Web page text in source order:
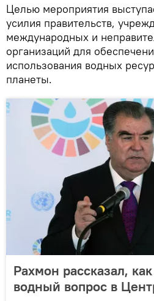
Целью мероприятия
усилия правительств,
международных и
организаций для
использования водных
планеты.
Рахмон рассказал,
водный вопрос в